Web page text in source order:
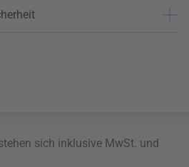
sich inklusive MwSt. und